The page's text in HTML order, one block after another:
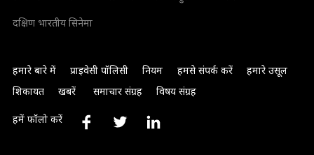
दक्षिण भारतीय सिनेमा
हमारे बारे में प्राइवेसी पॉलिसी नियम हमसे संपर्क करें
हमारे उसूल
शिकायत
खबरें समाचार संग्रह विषय संग्रह
हमें फॉलो करें